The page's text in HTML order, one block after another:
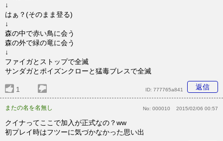
↓
はぁ？(そのまま登る)
↓
森の中で赤い鳥に会う
森の外で緑の竜に会う
↓
ファイガとストップで全滅
サンダガとポイズンクローと猛毒ブレスで全滅
1 返信
ID: 777765a841
またの名を名無し No: 000010 2015/02/06 00:57
クイナってここで加入が正式なの？ww
初プレイ時はフツーに気づかなかった思い出